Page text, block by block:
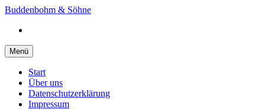
Springe
Inhalt
Buddenbohm & Söhne
Menü
Start
Über uns
Datenschutzerklärung
Impressum